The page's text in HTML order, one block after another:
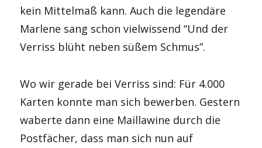
kein Mittelmaß kann. Auch die legendäre
Marlene sang schon vielwissend “Und der
Verriss blüht neben süßem Schmus”.
Wo wir gerade bei Verriss sind: Für 4.000
Karten konnte man sich bewerben. Gestern
waberte dann eine Maillawine durch die
Postfächer, dass man sich nun auf